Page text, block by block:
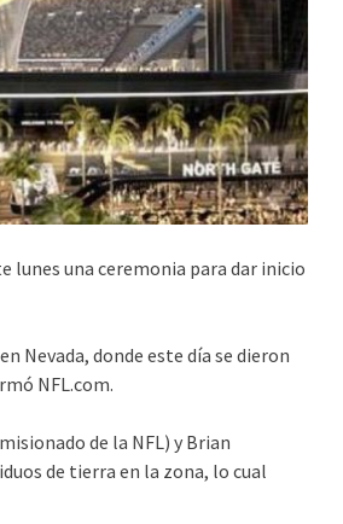
lunes una ceremonia para dar inicio
Nevada, donde este día se dieron
NFL.com.
de la NFL) y Brian
de tierra en la zona, lo cual